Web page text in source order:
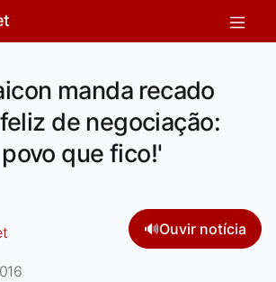
manda recado
de negociação:
que fico!'
🔊Ouvir notícia